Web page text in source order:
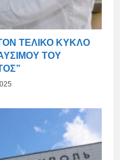
ΤΕΛΙΚΌ ΚΎΚΛΟ
ΤΟΥ